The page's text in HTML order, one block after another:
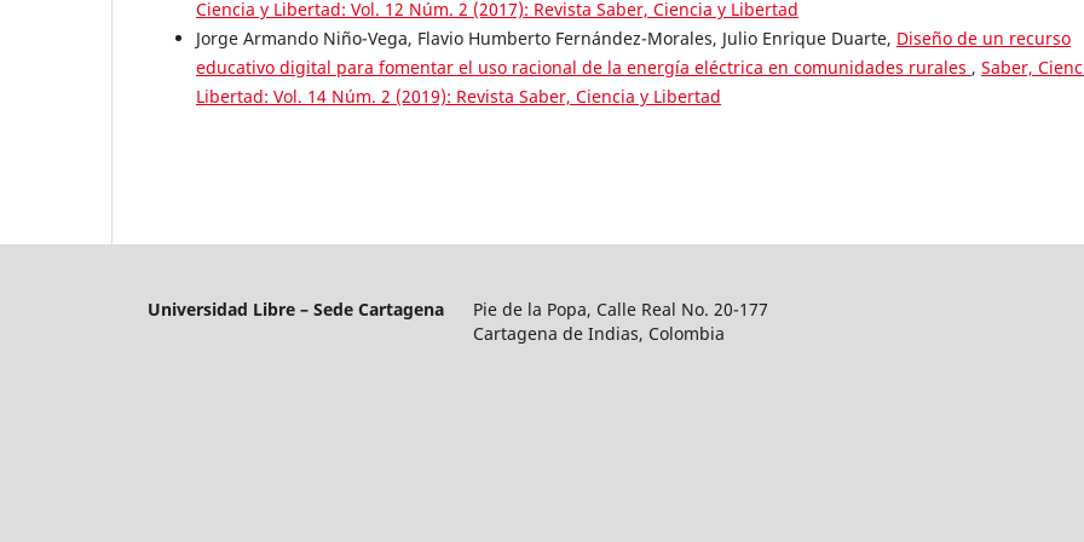
Ciencia y Libertad: Vol. 12 Núm. 2 (2017): Revista Saber, Ciencia y Libertad
Jorge Armando Niño-Vega, Flavio Humberto Fernández-Morales, Julio Enrique Duarte, Diseño de un recurso
educativo digital para fomentar el uso racional de la energía eléctrica en comunidades rurales , Saber,
Libertad: Vol. 14 Núm. 2 (2019): Revista Saber, Ciencia y Libertad
Universidad Libre – Sede Cartagena
Pie de la Popa, Calle Real No. 20-177
Cartagena de Indias, Colombia